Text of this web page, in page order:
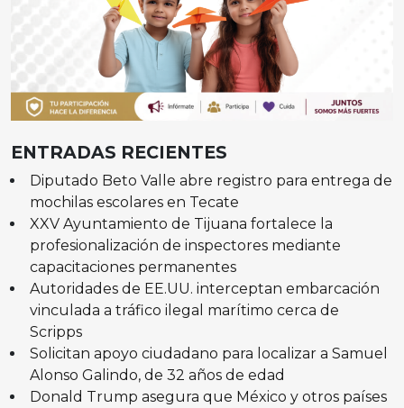
ENTRADAS RECIENTES
Diputado Beto Valle abre registro para entrega de
mochilas escolares en Tecate
XXV Ayuntamiento de Tijuana fortalece la
profesionalización de inspectores mediante
capacitaciones permanentes
Autoridades de EE.UU. interceptan embarcación
vinculada a tráfico ilegal marítimo cerca de
Scripps
Solicitan apoyo ciudadano para localizar a Samuel
Alonso Galindo, de 32 años de edad
Donald Trump asegura que México y otros países